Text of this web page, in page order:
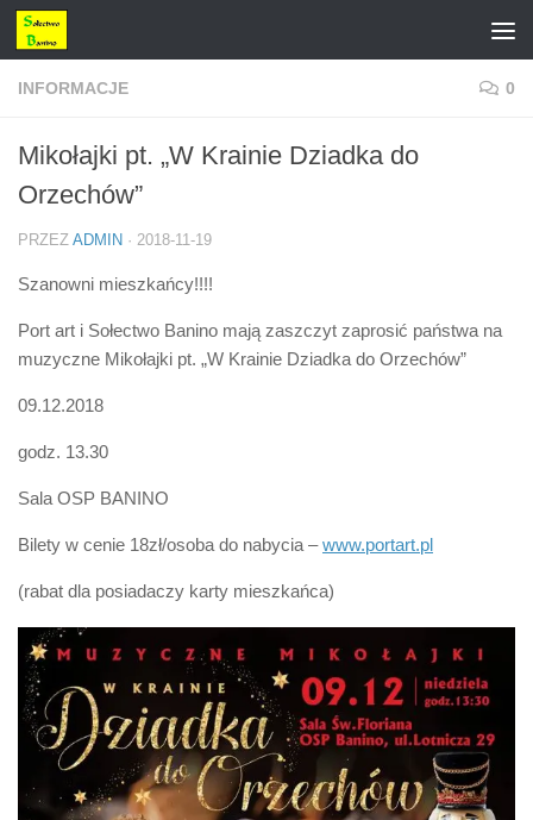
Przejdź do treści
INFORMACJE 0
Mikołajki pt. „W Krainie Dziadka do
Orzechów”
PRZEZ ADMIN · 2018-11-19
Szanowni mieszkańcy!!!!
Port art​ i Sołectwo Banino​ mają zaszczyt zaprosić państwa na
muzyczne Mikołajki pt. „W Krainie Dziadka do Orzechów”
09.12.2018
godz. 13.30
Sala OSP BANINO
Bilety w cenie 18zł/osoba do nabycia –www.portart.pl
(rabat dla posiadaczy karty mieszkańca)